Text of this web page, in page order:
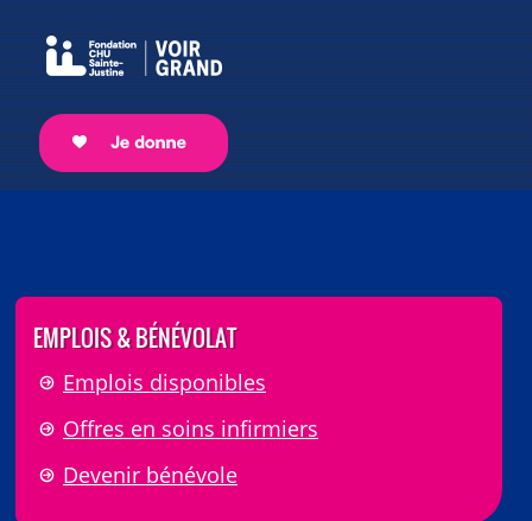
EMPLOIS & BÉNÉVOLAT
Emplois disponibles
Offres en soins infirmiers
Devenir bénévole